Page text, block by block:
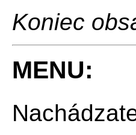
Koniec
MENU: